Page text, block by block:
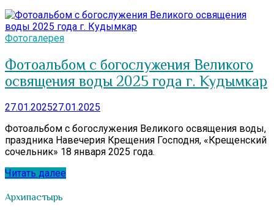
Фотогалерея
Фотоальбом с богослужения Великого
освящения воды 2025 года г. Кудымкар
27.01.202527.01.2025
Фотоальбом с богослужения Великого освящения воды,
праздника Навечерия Крещения Господня, «Крещенский
сочельник» 18 января 2025 года.
Читать далее
Архипастырь